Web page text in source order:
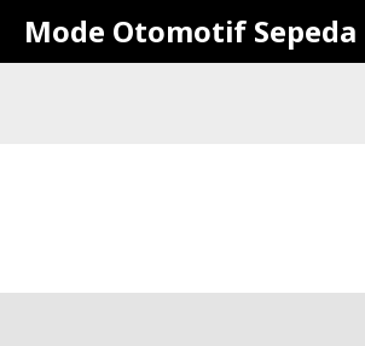
Mode Otomotif Sepeda